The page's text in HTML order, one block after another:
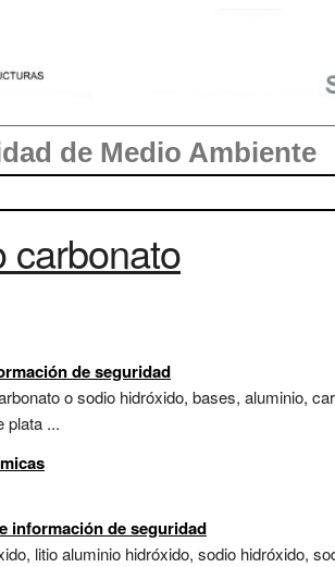
de Medio Ambiente
carbonato
de seguridad
o sodio hidróxido, bases, aluminio,
plata ...
información de seguridad
litio aluminio hidróxido, sodio hidróxido,